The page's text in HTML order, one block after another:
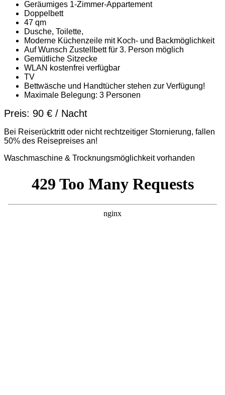
Geräumiges 1-Zimmer-Appartement
Doppelbett
47 qm
Dusche, Toilette,
Moderne Küchenzeile mit Koch- und Backmöglichkeit
Auf Wunsch Zustellbett für 3. Person möglich
Gemütliche Sitzecke
WLAN kostenfrei verfügbar
TV
Bettwäsche und Handtücher stehen zur Verfügung!
Maximale Belegung: 3 Personen
Preis: 90 € / Nacht
Bei Reiserücktritt oder nicht rechtzeitiger Stornierung, fallen
50% des Reisepreises an!
Waschmaschine & Trocknungsmöglichkeit vorhanden